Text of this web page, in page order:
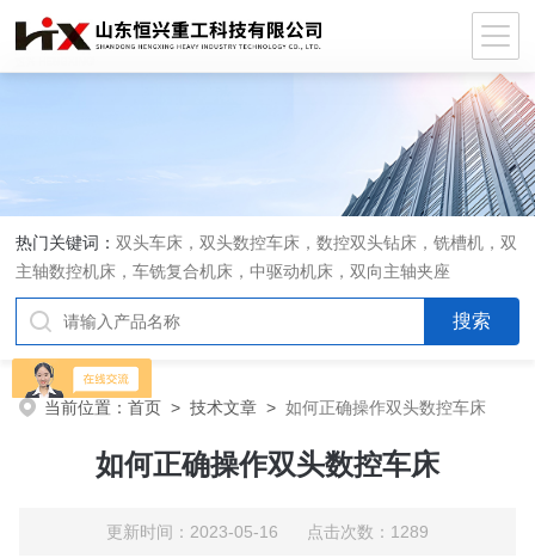
热门关键词：双头车床，双头数控车床，数控双头钻床，铣槽机，双
主轴数控机床，车铣复合机床，中驱动机床，双向主轴夹座
当前位置：首页 >技术文章 >如何正确操作双头数控车床
如何正确操作双头数控车床
更新时间：2023-05-16 点击次数：1289